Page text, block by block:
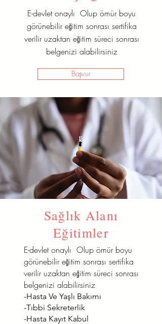
E-devlet onaylı Olup ömür boyu
görünebilir eğitim sonrası sertifika
verilir uzaktan eğitim süreci sonrası
belgenizi alabilirsiniz
Başvur
Sağlık Alanı
Eğitimler
E-devlet onaylı Olup ömür boyu
görünebilir eğitim sonrası sertifika
verilir uzaktan eğitim süreci sonrası
belgenizi alabilirsiniz
-Hasta Ve Yaşlı Bakımı
-Tıbbi Sekreterlik
-Hasta Kayıt Kabul